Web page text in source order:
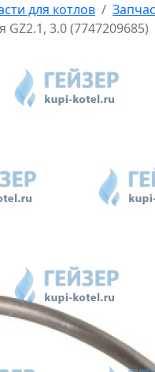
для котлов
3.0 (7747209685)